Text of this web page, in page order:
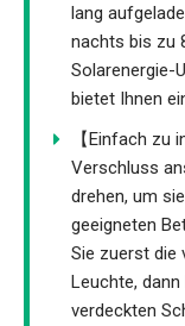
lang
nachts bis zu
Solarenergie-
bietet Ihnen
【Einfach zu
Verschluss
drehen, um
geeigneten
Sie zuerst die
Leuchte,
verdeckten